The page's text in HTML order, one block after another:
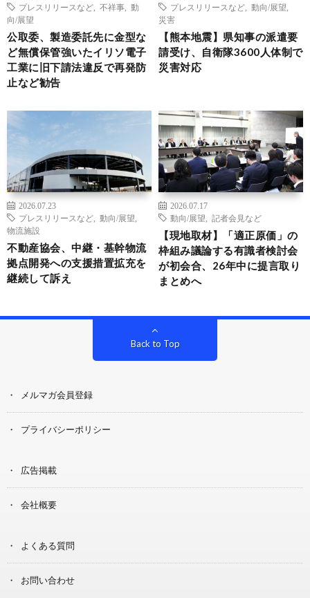
プレスリリースなど
不祥事
動
向/展望
公取委、製造委託先に金型な
ど無償保管強いたイリソ電子
工業に旧下請法違反で再発防
止など勧告
プレスリリースなど
動向/展望
災害
【熊本地震】県知事の派遣要
請受け、自衛隊3600人体制で
災害対応
2026.07.23
プレスリリースなど
動向/展望
物流施設
不動産協会、中継・基幹物流
拠点開発への支援措置拡充を
継続して訴え
2026.07.17
動向/展望
記者会見など
【現地取材】「適正原価」の
枠組み議論する有識者検討会
が初会合、26年中に提言取り
まとめへ
Back to Top
メルマガ会員登録
プライバシーポリシー
広告掲載
会社概要
よくある質問
お問い合わせ